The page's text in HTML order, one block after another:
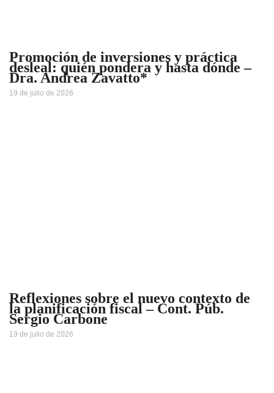
Promoción de inversiones y práctica
desleal: quién pondera y hasta dónde –
Dra. Andrea Zavatto*
19 de julio de 2026
Reflexiones sobre el nuevo contexto de
la planificación fiscal – Cont. Púb.
Sergio Carbone
19 de julio de 2026